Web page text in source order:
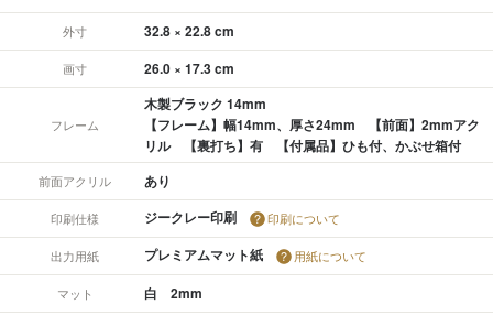
外寸 32.8 × 22.8 cm
画寸 26.0 × 17.3 cm
フレーム
木製ブラック 14mm
【フレーム】幅14mm、厚さ24mm 【前面】2mmアク
リル 【裏打ち】有 【付属品】ひも付、かぶせ箱付
前面アクリル あり
印刷仕様 ジークレー印刷 印刷について
出力用紙 プレミアムマット紙 用紙について
マット 白 2mm